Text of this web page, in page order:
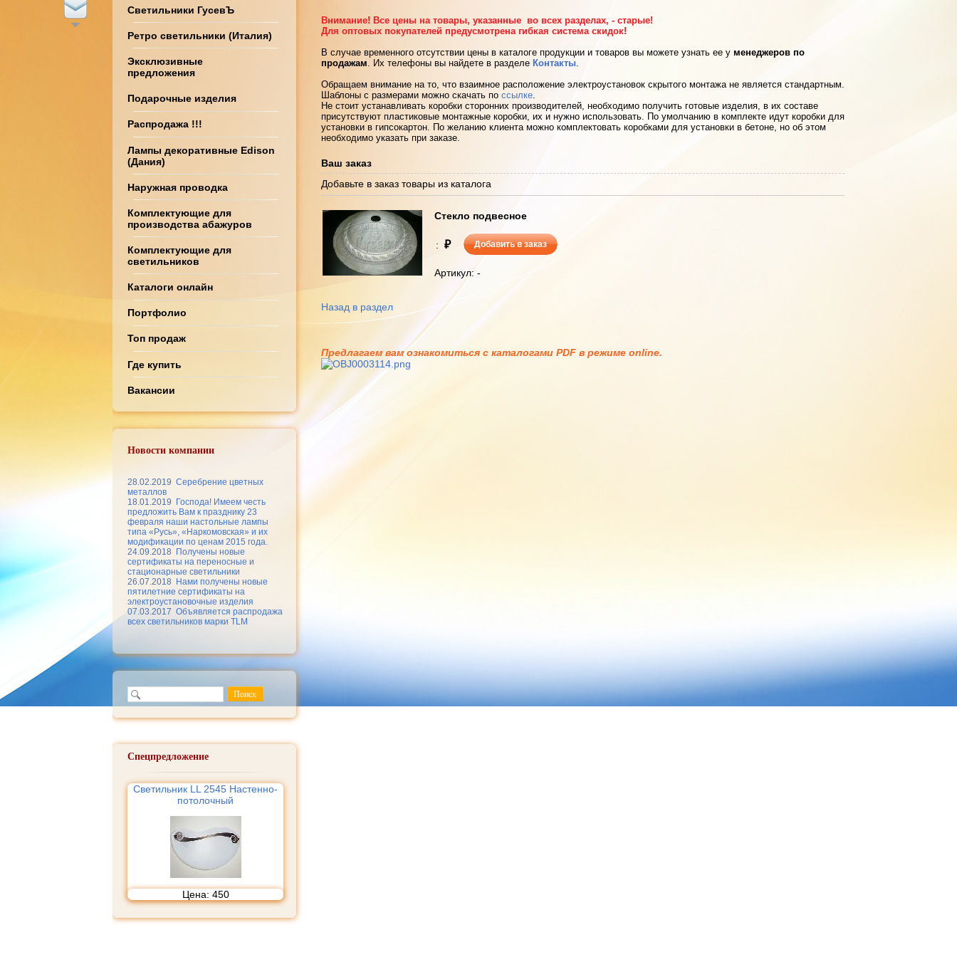
Светильники ГусевЪ
Ретро светильники (Италия)
Эксклюзивные
предложения
Подарочные изделия
Распродажа !!!
Лампы декоративные Edison
(Дания)
Наружная проводка
Комплектующие для
производства абажуров
Комплектующие для
светильников
Каталоги онлайн
Портфолио
Топ продаж
Где купить
Вакансии
Новости компании
28.02.2019 Серебрение цветных
металлов
18.01.2019
Господа! Имеем честь
предложить Вам к празднику 23
февраля наши настольные лампы
типа «Русь», «Наркомовская» и их
модификации по ценам 2015 года.
24.09.2018
Получены новые
сертификаты на переносные и
стационарные светильники
26.07.2018
Нами получены новые
пятилетние сертификаты на
электроустановочные изделия
07.03.2017 Объявляется распродажа
всех светильников марки TLM
Спецпредложение
Светильник LL 2545 Настенно-
потолочный
Цена: 450
Внимание! Все цены на товары, указанные во всех разделах, - старые!
Для оптовых покупателей предусмотрена гибкая система скидок!
В случае временного отсутствии цены в каталоге продукции и товаров вы можете узнать ее у менеджеров по
продажам . Их телефоны вы найдете в разделе Контакты
Обращаем внимание на то, что взаимное расположение электроустановок скрытого монтажа не является стандартным.
Шаблоны с размерами можно скачать по ссылке
Не стоит устанавливать коробки сторонних производителей, необходимо получить готовые изделия, в их составе
присутствуют пластиковые монтажные коробки, их и нужно использовать. По умолчанию в комплекте идут коробки для
установки в гипсокартон. По желанию клиента можно комплектовать коробками для установки в бетоне, но об этом
необходимо указать при заказе.
Ваш заказ
Добавьте в заказ товары из каталога
Стекло подвесное
: ₽ Добавить в заказ
Артикул: -
Назад в раздел
Предлагаем вам ознакомиться с каталогами PDF в режиме online.